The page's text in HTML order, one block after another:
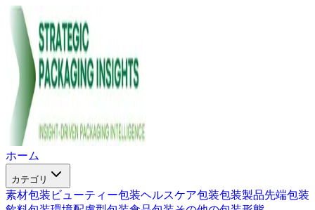
ホーム
カテゴリ
素材包装 ビューティー包装ヘルスケア包装包装製品先端包装